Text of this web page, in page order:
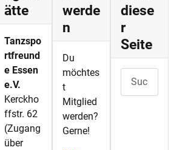
ätte
Tanzspo
rtfreund
e Essen
e.V.
Kerckho
ffstr. 62
(Zugang
über
werde
n
Du
möchtes
t
Mitglied
werden?
Gerne!
diese
r
Seite